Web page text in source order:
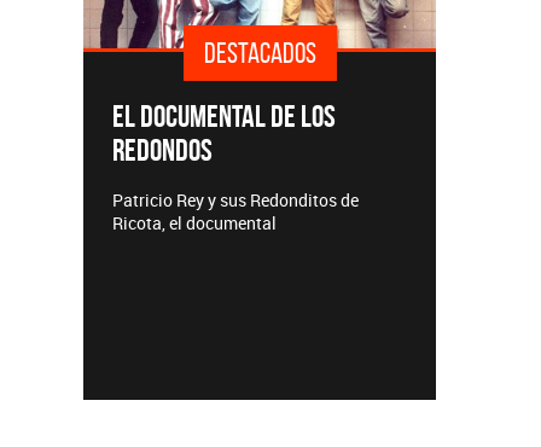
DESTACADOS
DE LOS
y sus Redonditos de
DESTACADOS
SINGLES Y DISCOS